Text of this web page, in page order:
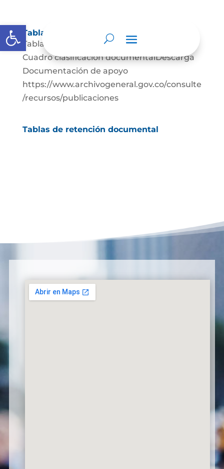
Abrir barra de herramientas
Tablas de retención documental
Tablas de Retención documental Descarga
Cuadro clasificación documentalDescarga
Documentación de apoyo
https://www.archivogeneral.gov.co/consulte
/recursos/publicaciones
Tablas de retención documental